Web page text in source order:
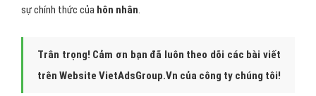
sự chính thức của hôn nhân.
Trân trọng! Cảm ơn bạn đã luôn theo dõi các bài viết
trên Website VietAdsGroup.Vn của công ty chúng tôi!